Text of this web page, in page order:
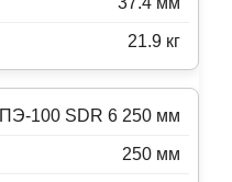
21.9 кг
ПЭ-100 SDR 6 250 мм
250 мм